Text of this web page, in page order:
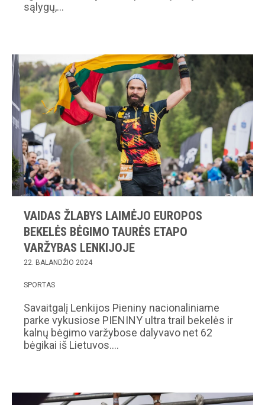
sąlygų,…
VAIDAS ŽLABYS LAIMĖJO EUROPOS
BEKELĖS BĖGIMO TAURĖS ETAPO
VARŽYBAS LENKIJOJE
22. BALANDŽIO 2024
SPORTAS
Savaitgalį Lenkijos Pieniny nacionaliniame
parke vykusiose PIENINY ultra trail bekelės ir
kalnų bėgimo varžybose dalyvavo net 62
bėgikai iš Lietuvos.…